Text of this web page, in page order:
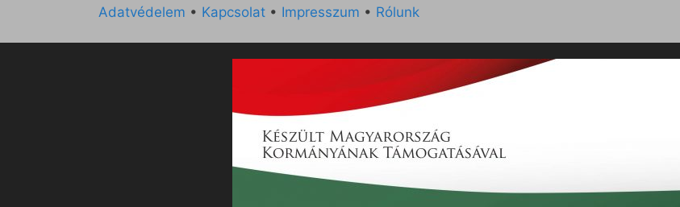
Adatvédelem • Kapcsolat • Impresszum • Rólunk